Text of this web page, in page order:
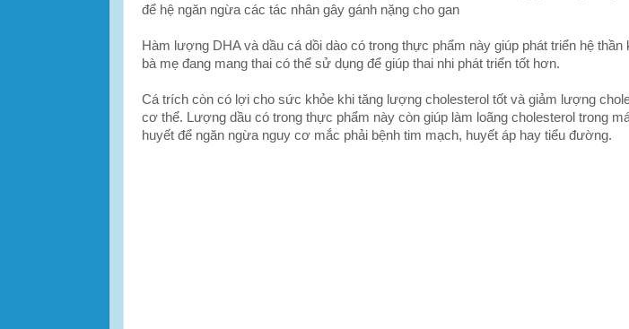
để hệ ngăn ngừa các tác nhân gây gánh nặng cho gan
Hàm lượng DHA và dầu cá dồi dào có trong thực phẩm này giúp phát triển hệ thần
bà mẹ đang mang thai có thể sử dụng để giúp thai nhi phát triển tốt hơn.
Cá trích còn có lợi cho sức khỏe khi tăng lượng cholesterol tốt và giảm lượng
cơ thể. Lượng dầu có trong thực phẩm này còn giúp làm loãng cholesterol trong
huyết để ngăn ngừa nguy cơ mắc phải bệnh tim mạch, huyết áp hay tiểu đường.